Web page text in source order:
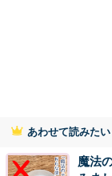
あわせて読みたい
魔法